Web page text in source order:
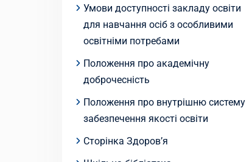
Умови доступності закладу освіти
для навчання осіб з особливими
освітніми потребами
Положення про академічну
доброчесність
Положення про внутрішню систему
забезпечення якості освіти
Сторінка Здоров’я